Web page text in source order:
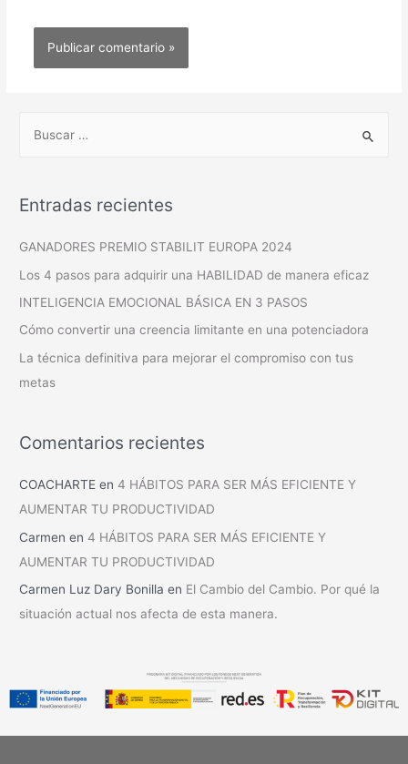
Entradas recientes
GANADORES PREMIO STABILIT EUROPA 2024
Los 4 pasos para adquirir una HABILIDAD de manera eficaz
INTELIGENCIA EMOCIONAL BÁSICA EN 3 PASOS
Cómo convertir una creencia limitante en una potenciadora
La técnica definitiva para mejorar el compromiso con tus
metas
Comentarios recientes
COACHARTE en4 HÁBITOS PARA SER MÁS EFICIENTE Y
AUMENTAR TU PRODUCTIVIDAD
Carmen en4 HÁBITOS PARA SER MÁS EFICIENTE Y
AUMENTAR TU PRODUCTIVIDAD
Carmen Luz Dary Bonilla en El Cambio del Cambio. Por qué la
situación actual nos afecta de esta manera.